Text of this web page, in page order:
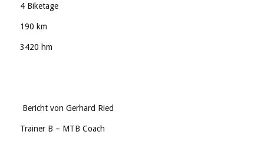
4 Biketage
190 km
3420 hm
Bericht von Gerhard Ried
Trainer B – MTB Coach